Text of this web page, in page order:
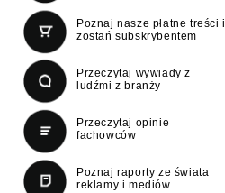
Poznaj nasze płatne treści i
zostań subskrybentem
Przeczytaj wywiady z
ludźmi z branży
Przeczytaj opinie
fachowców
Poznaj raporty ze świata
reklamy i mediów